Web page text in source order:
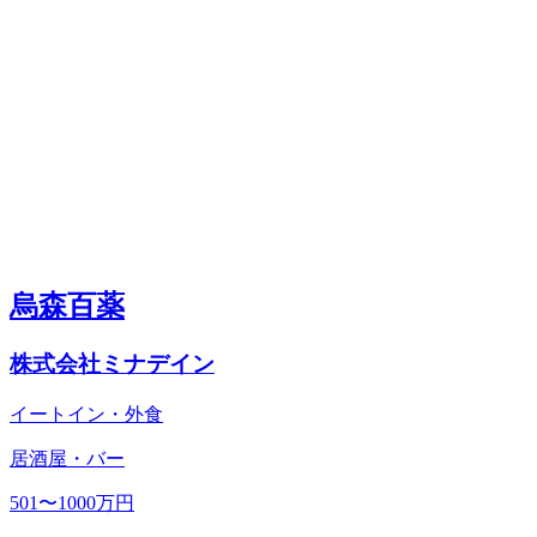
烏森百薬
株式会社ミナデイン
イートイン・外食
居酒屋・バー
501〜1000万円